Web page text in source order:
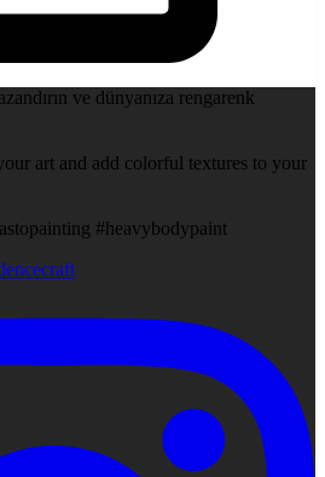
ve dünyanıza rengarenk
art and add colorful textures to your
#heavybodypaint